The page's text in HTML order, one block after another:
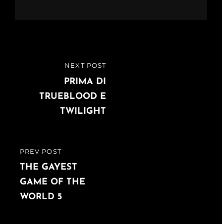
Navigazione
PREVIOUS
POST
PREV POST
THE GAYEST
GAME OF THE
WORLD 5
NEXT POST
PRIMA DI
TRUEBLOOD E
TWILIGHT